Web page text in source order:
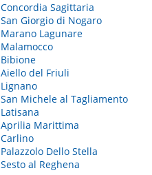
Concordia Sagittaria
San Giorgio di Nogaro
Marano Lagunare
Malamocco
Bibione
Aiello del Friuli
Lignano
San Michele al Tagliamento
Latisana
Aprilia Marittima
Carlino
Palazzolo Dello Stella
Sesto al Reghena